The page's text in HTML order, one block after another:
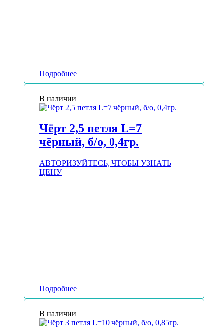
Подробнее
В наличии
Чёрт 2,5 петля L=7
чёрный, б/о, 0,4гр.
АВТОРИЗУЙТЕСЬ, ЧТОБЫ УЗНАТЬ
ЦЕНУ
Подробнее
В наличии